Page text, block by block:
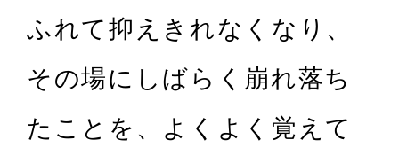
ふれて抑えきれなくなり、
その場にしばらく崩れ落ち
たことを、よくよく覚えて